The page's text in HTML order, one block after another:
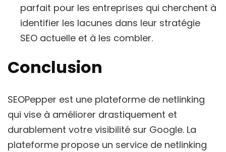
parfait pour les entreprises qui cherchent à
identifier les lacunes dans leur stratégie
SEO actuelle et à les combler.
Conclusion
SEOPepper est une plateforme de netlinking
qui vise à améliorer drastiquement et
durablement votre visibilité sur Google. La
plateforme propose un service de netlinking